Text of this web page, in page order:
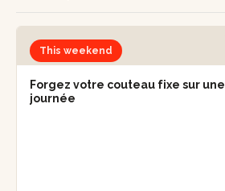
This weekend
Forgez votre couteau fixe sur une
journée